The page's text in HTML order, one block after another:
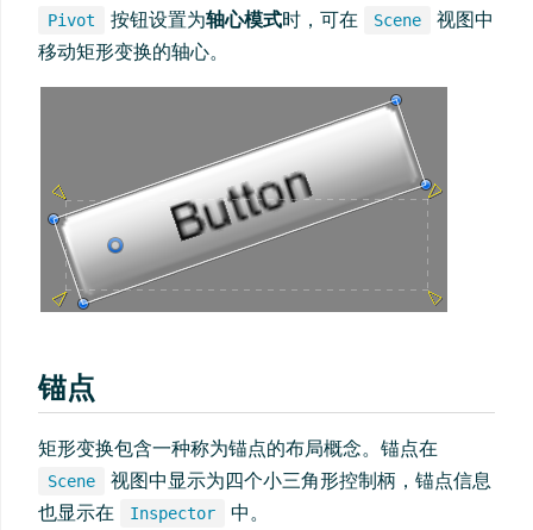
Pivot 按钮设置为轴心模式时，可在 Scene
视图中
移动矩形变换的轴心。
锚点
矩形变换包含一种称为锚点的布局概念。锚点在
Scene
视图中显示为四个小三角形控制柄，锚点信息
也显示在
Inspector 中。